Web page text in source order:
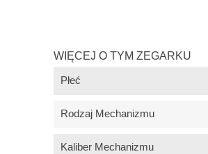
WIĘCEJ O TYM ZEGARKU
Płeć
Rodzaj Mechanizmu
Kaliber Mechanizmu